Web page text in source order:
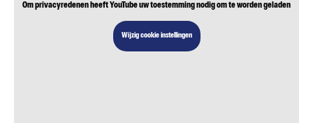
Om privacyredenen heeft YouTube uw toestemming nodig om te worden geladen
Wijzig cookie instellingen